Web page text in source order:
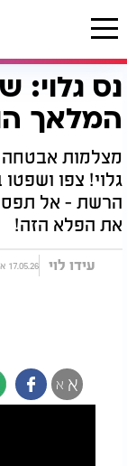
דף הבית רץ בוואטסאפ
נס גלוי:
המלאך
מצלמות אבטחה
גלוי! צפו
הרשת - אל
את הפלא הזה!
עידו לוי 17.05.26 א' סיון התשפ"ו, עודכן 13:01 24.05.26
א א